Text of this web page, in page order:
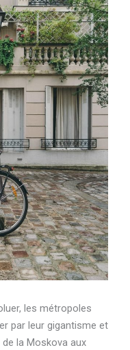
les métropoles
par leur gigantisme et
la Moskova aux